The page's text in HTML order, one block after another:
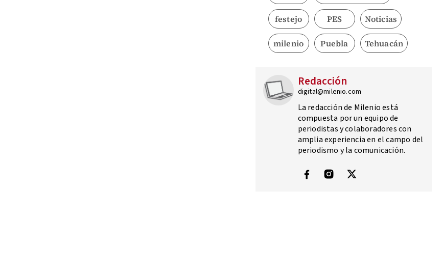
festejo PES Noticias
milenio Puebla Tehuacán
Redacción
digital@milenio.com
La redacción de Milenio está
compuesta por un equipo de
periodistas y colaboradores con
amplia experiencia en el campo del
periodismo y la comunicación.